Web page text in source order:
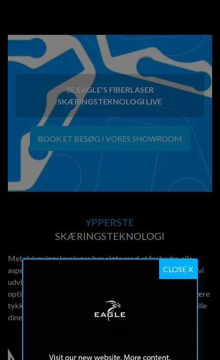
SE EAGLE'S FIBERLASER
SKÆRINGSTEKNOLOGI LIVE
BOOK ET BESØG I VORES SHOWROOM
YPPERSTE
SKÆRINGSTEKNOLOGI
Metalskæringsløsninger bør sigte mod at forbedre alle
aspekter af produktions-processen. Med det i mente har vi
udviklet egne software og teknologier designet til at
optimere skære-hastigheden, optimere gasforbruget, skære
tykkere materialer og højne snitkvaliteten for at dække alle
dine skærebehov.
CLOSE X